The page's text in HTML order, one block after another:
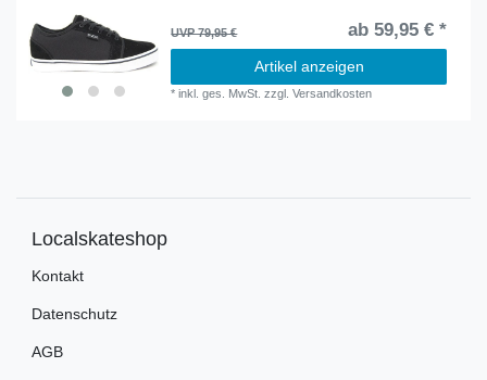
UVP 79,95 € ab 59,95 € *
Artikel anzeigen
*inkl. ges. MwSt. zzgl.Versandkosten
Localskateshop
Kontakt
Datenschutz
AGB